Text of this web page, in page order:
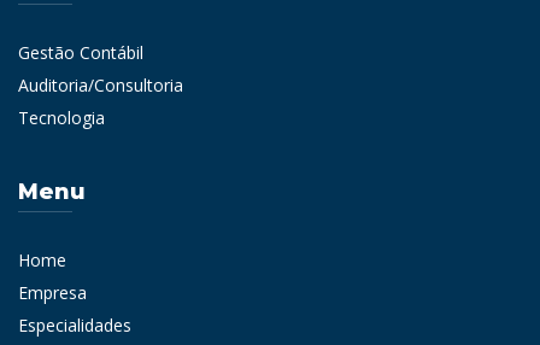
Gestão Contábil
Auditoria/Consultoria
Tecnologia
Menu
Home
Empresa
Especialidades